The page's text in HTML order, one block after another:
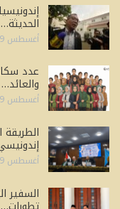
الحديثة…
أغسطس 9, 2026
والعائد…
أغسطس 9, 2026
الطريقة
أغسطس 9, 2026
السفير